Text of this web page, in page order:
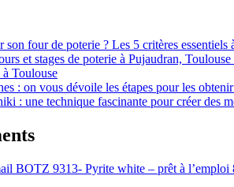
son four de poterie ? Les 5 critères essentiels
et stages de poterie à Pujaudran,
Toulouse
: on vous dévoile les étapes pour les
: une technique fascinante pour créer des
BOTZ 9313- Pyrite white – prêt à l’emploi